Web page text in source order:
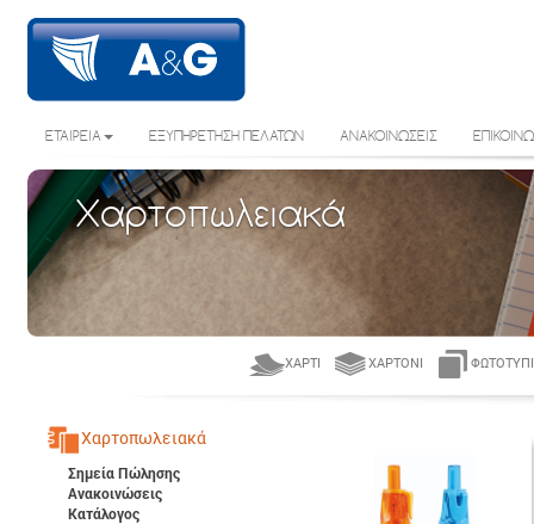
ΕΤΑΙΡΕΙΑ ΕΞΥΠΗΡΕΤΗΣΗ ΠΕΛΑΤΩΝ ΑΝΑΚΟΙΝΩΣΕΙΣ
Χαρτοπωλειακά
ΧΑΡΤΊ ΧΑΡΤΌΝΙ
Χαρτοπωλειακά
Σημεία Πώλησης
Ανακοινώσεις
Κατάλογος